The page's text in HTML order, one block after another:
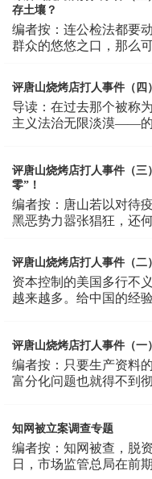
存土壤？
编者按：连公检法都要
群众的悠悠之口，那么
评唐山烧烤店打人事件（四
导读：在过去那个被称
主义法治无限淡漠——
评唐山烧烤店打人事件（三
零”！
编者按：唐山若以对待
黑恶势力嚣张猖狂，还
评唐山烧烤店打人事件（二
资本控制的美国多行不
越来越多。给中国的经
评唐山烧烤店打人事件（一
编者按：只要生产资料
富分化问题也就得不到
知网被立案调查专题
编者按：知网被查，脱
日，市场监管总局在前